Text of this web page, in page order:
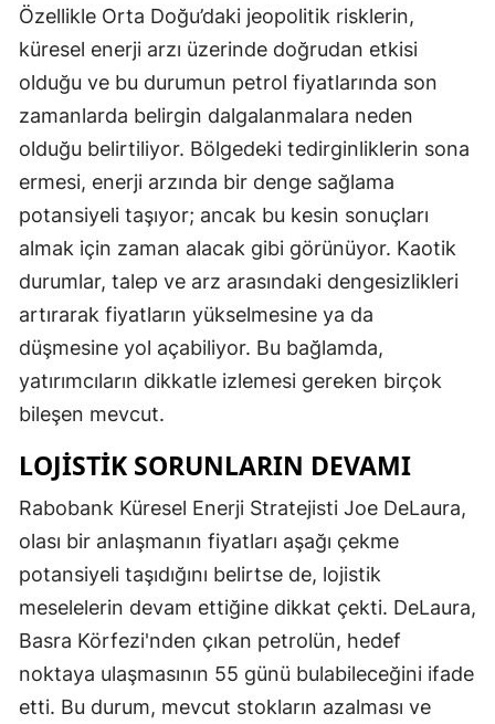
Özellikle Orta Doğu’daki jeopolitik risklerin,
küresel enerji arzı üzerinde doğrudan etkisi
olduğu ve bu durumun petrol fiyatlarında son
zamanlarda belirgin dalgalanmalara neden
olduğu belirtiliyor. Bölgedeki tedirginliklerin sona
ermesi, enerji arzında bir denge sağlama
potansiyeli taşıyor; ancak bu kesin sonuçları
almak için zaman alacak gibi görünüyor. Kaotik
durumlar, talep ve arz arasındaki dengesizlikleri
artırarak fiyatların yükselmesine ya da
düşmesine yol açabiliyor. Bu bağlamda,
yatırımcıların dikkatle izlemesi gereken birçok
bileşen mevcut.
LOJISTIK SORUNLARIN DEVAMI
Rabobank Küresel Enerji Stratejisti Joe DeLaura,
olası bir anlaşmanın fiyatları aşağı çekme
potansiyeli taşıdığını belirtse de, lojistik
meselelerin devam ettiğine dikkat çekti. DeLaura,
Basra Körfezi'nden çıkan petrolün, hedef
noktaya ulaşmasının 55 günü bulabileceğini ifade
etti. Bu durum, mevcut stokların azalması ve